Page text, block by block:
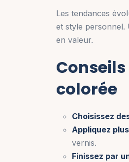
Les tendances
et style personnel.
en valeur.
colorée
Choisissez
Appliquez
vernis.
Finissez par